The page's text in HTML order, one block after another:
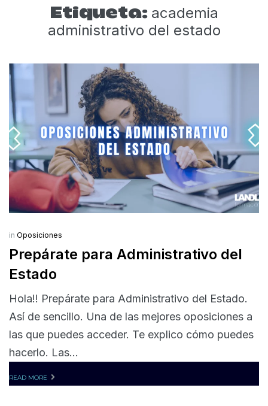
Etiqueta: academia
administrativo del estado
in Oposiciones
Prepárate para Administrativo del
Estado
Hola!! Prepárate para Administrativo del Estado.
Así de sencillo. Una de las mejores oposiciones a
las que puedes acceder. Te explico cómo puedes
hacerlo. Las...
READ MORE